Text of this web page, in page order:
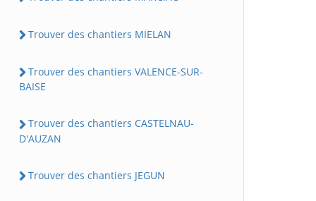
Trouver des chantiers MIELAN
Trouver des chantiers VALENCE-SUR-
BAISE
Trouver des chantiers CASTELNAU-
D'AUZAN
Trouver des chantiers JEGUN